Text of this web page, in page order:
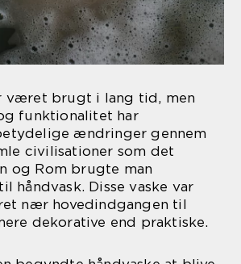
været brugt i lang tid, men
funktionalitet har
ændringer gennem
civilisationer som det
og Rom brugte man
håndvask. Disse vaske var
nær hovedindgangen til
dekorative end praktiske.